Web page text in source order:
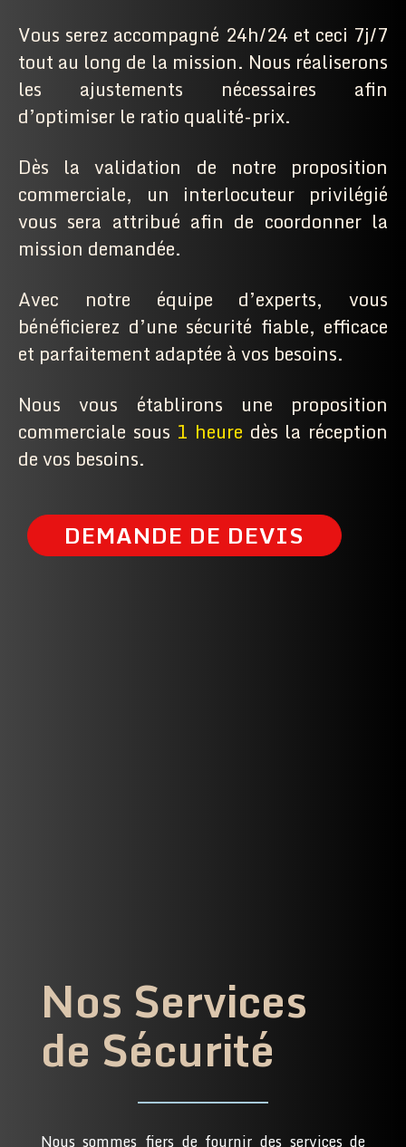
Vous serez accompagné 24h/24 et ceci 7j/7
tout au long de la mission. Nous réaliserons
les ajustements nécessaires afin
d’optimiser le ratio qualité-prix.
Dès la validation de notre proposition
commerciale, un interlocuteur privilégié
vous sera attribué afin de coordonner la
mission demandée.
Avec notre équipe d’experts, vous
bénéficierez d’une sécurité fiable, efficace
et parfaitement adaptée à vos besoins.
Nous vous établirons une proposition
commerciale sous 1 heure dès la réception
de vos besoins.
DEMANDE DE DEVIS
Nos Services
de Sécurité
Nous sommes fiers de fournir des services de